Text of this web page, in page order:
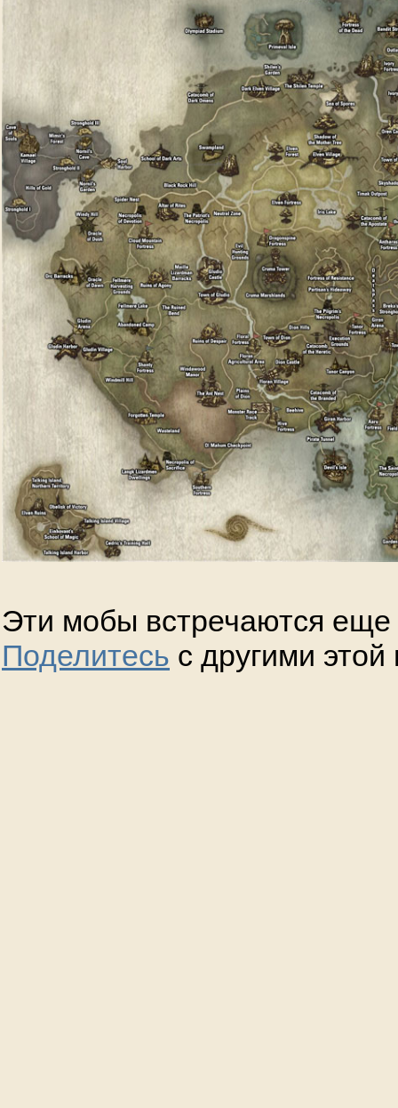
Эти мобы встречаются еще
Поделитесь с другими